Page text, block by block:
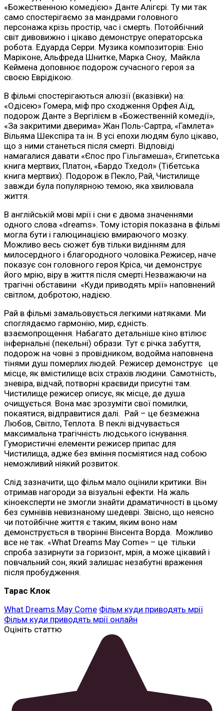
«Божественною комедією» Данте Алігєрі. Ту ми так
само спостерігаємо за мандрами головного
персонажа крізь простір, час і смерть. Потойбічний
світ дивовижно і цікаво демонструє операторська
робота. Едуарда Серри. Музика композиторів: Еніо
Маріконе, Альфреда Шнитке, Марка Сноу, Майкла
Кеймена доповнює подорож сучасного героя за
своєю Еврідікою.
В фільмі спостерігаються алюзії (вказівки) на:
«Одісею» Гомера, міф про сходження Орфея Аїд,
подорож Данте з Вергілієм в «Божественній комедії»,
«За закритими дверима» Жан Поль-Сартра, «Гамлета»
Вільяма Шекспіра та ін. В усі епохи людям було цікаво,
що з ними станеться після смерті. Відповіді
намагалися давати «Єпос про Гільгамеша», Єгипетська
книга мертвих, Платон, «Бардо Тхедол» (Тібетська
книга мертвих). Подорож в Пекло, Рай, Чистилище
завжди була популярною темою, яка хвилювала
життя.
В англійській мові мрії і сни є двома значеннями
одного слова «dreams». Тому історія показана в фільмі
могла бути і галюцинацією вмираючого мозку.
Можливо весь сюжет був тільки видінням для
милосердного і благородного чоловіка.Режисер, наче
показує сон головного героя Кріса, чи демонструє
його мрію, віру в життя після смерті.Незважаючи на
трагічні обставини «Куди приводять мрії» наповнений
світлом, добротою, надією.
Рай в фільмі замальовується легкими натяками. Ми
споглядаємо гармонію, мир, єдність.
взаємопрощення. Набагато детальніше кіно втілює
інфернальні (пекельні) образи. Тут є річка забуття,
подорож на човні з провідником, водойма наповнена
тінями душ померлих людей. Режисер демонструє це
місце, як вмістилище всіх страхів людини. Самотність,
зневіра, відчай, потворні краєвиди присутні там.
Чистилище режисер описує, як місце, де душа
очищується. Вона має зрозуміти свої помилки,
покаятися, відправитися далі. Рай – це безмежна
Любов, Світло, Теплота. В пеклі відчувається
максимальна трагічність людського існування.
Гумористичні елементи режисер припас для
Чистилища, адже без вміння посміятися над собою
неможливий ніякий розвиток.
Слід зазначити, що фільм мало оцінили критики. Він
отримав нагороди за візуальні ефекти. На жаль
кіноексперти не змогли знайти драматичності в цьому
без сумнівів невизнаному шедеврі. Звісно, що неясно
чи потойбічне життя є таким, яким воно нам
демонструється в творінні Вінсента Ворда. Можливо
все не так. «What Dreams May Come» – це тільки
спроба зазирнути за горизонт, мрія, а може цікавий і
повчальний сон, який залишає незабутні враження
після пробудження.
Тарас Клок
What Dreams May Come Фільм куди приводять мрії
Фільм куди приводять мрії онлайн
Оцініть статтю